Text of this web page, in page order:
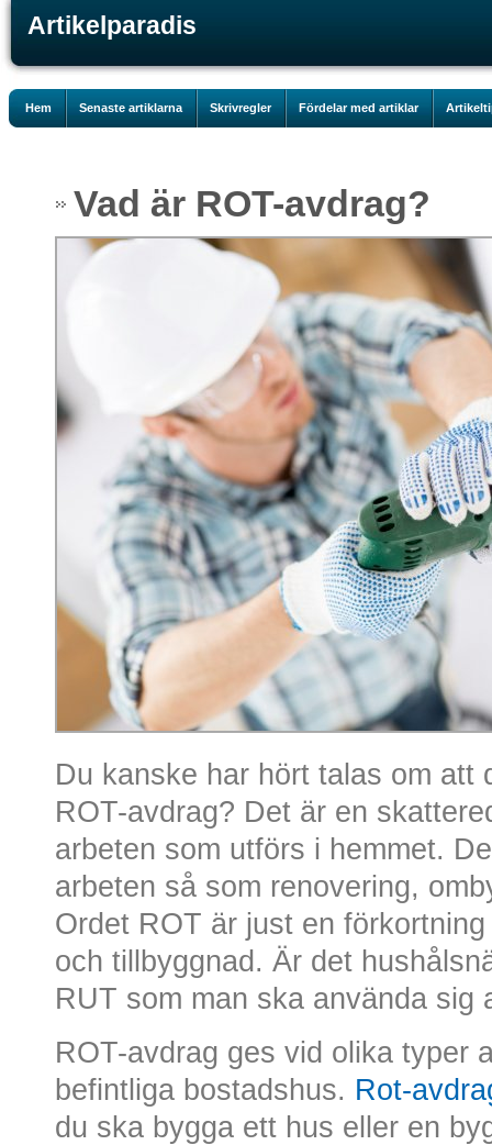
Artikelparadis
Hem Senaste artiklarna Skrivregler Fördelar med artiklar
Vad är ROT-avdrag?
Du kanske har hört talas om att
ROT-avdrag? Det är en
arbeten som utförs i hemmet.
arbeten så som renovering,
Ordet ROT är just en
och tillbyggnad. Är det
RUT som man ska använda sig
ROT-avdrag ges vid olika typer
befintliga bostadshus. Rot-
du ska bygga ett hus eller en